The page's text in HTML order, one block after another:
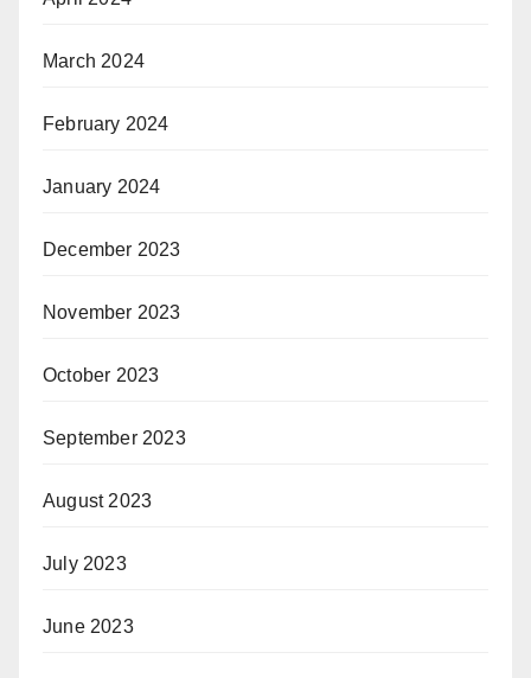
March 2024
February 2024
January 2024
December 2023
November 2023
October 2023
September 2023
August 2023
July 2023
June 2023